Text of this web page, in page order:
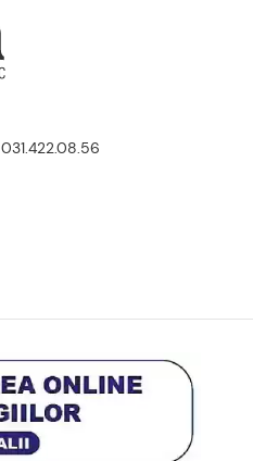
031.422.08.56